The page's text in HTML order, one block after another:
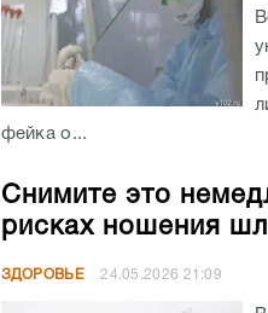
фейка о...
Снимите это
рисках ношения
ЗДОРОВЬЕ 24.05.2026 21:09